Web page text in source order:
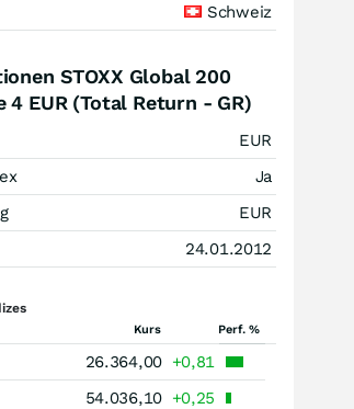
Schweiz
STOXX Global 200
4 EUR (Total Return - GR)
EUR
Ja
EUR
24.01.2012
Kurs Perf. %
26.364,00 +0,81
54.036,10 +0,25